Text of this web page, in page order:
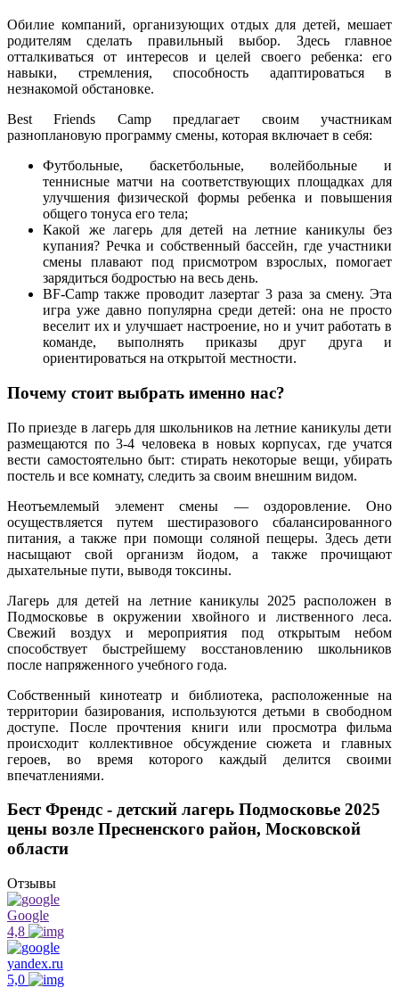
Обилие компаний, организующих отдых для детей, мешает
родителям сделать правильный выбор. Здесь главное
отталкиваться от интересов и целей своего ребенка: его
навыки, стремления, способность адаптироваться в
незнакомой обстановке.
Best Friends Camp предлагает своим участникам
разноплановую программу смены, которая включает в себя:
Футбольные, баскетбольные, волейбольные и
теннисные матчи на соответствующих площадках для
улучшения физической формы ребенка и повышения
общего тонуса его тела;
Какой же лагерь для детей на летние каникулы без
купания? Речка и собственный бассейн, где участники
смены плавают под присмотром взрослых, помогает
зарядиться бодростью на весь день.
BF-Camp также проводит лазертаг 3 раза за смену. Эта
игра уже давно популярна среди детей: она не просто
веселит их и улучшает настроение, но и учит работать в
команде, выполнять приказы друг друга и
ориентироваться на открытой местности.
Почему стоит выбрать именно нас?
По приезде в лагерь для школьников на летние каникулы дети
размещаются по 3-4 человека в новых корпусах, где учатся
вести самостоятельно быт: стирать некоторые вещи, убирать
постель и все комнату, следить за своим внешним видом.
Неотъемлемый элемент смены — оздоровление. Оно
осуществляется путем шестиразового сбалансированного
питания, а также при помощи соляной пещеры. Здесь дети
насыщают свой организм йодом, а также прочищают
дыхательные пути, выводя токсины.
Лагерь для детей на летние каникулы 2025 расположен в
Подмосковье в окружении хвойного и лиственного леса.
Свежий воздух и мероприятия под открытым небом
способствует быстрейшему восстановлению школьников
после напряженного учебного года.
Собственный кинотеатр и библиотека, расположенные на
территории базирования, используются детьми в свободном
доступе. После прочтения книги или просмотра фильма
происходит коллективное обсуждение сюжета и главных
героев, во время которого каждый делится своими
впечатлениями.
Бест Френдс - детский лагерь Подмосковье 2025
цены возле Пресненского район, Московской
области
Отзывы
Google
4,8
yandex.ru
5,0